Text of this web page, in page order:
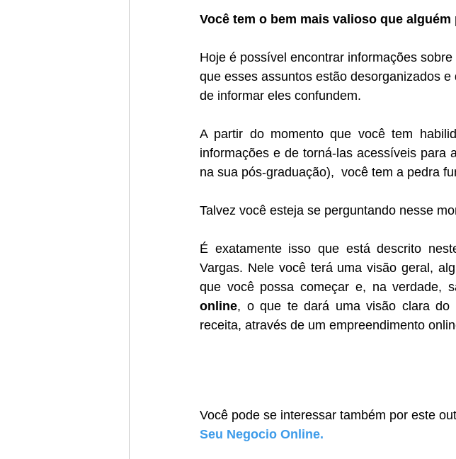
Você tem o bem mais valioso que
Hoje é possível encontrar informações
que esses assuntos estão desorganizados
de informar eles confundem.
A partir do momento que você tem
informações e de torná-las acessíveis
na sua pós-graduação),  você tem a pedra
Talvez você esteja se perguntando nesse
É exatamente isso que está descrito
Vargas. Nele você terá uma visão geral,
que você possa começar e, na verdade,
online, o que te dará uma visão clara do
receita, através de um empreendimento
Você pode se interessar também por este
Seu Negocio Online.